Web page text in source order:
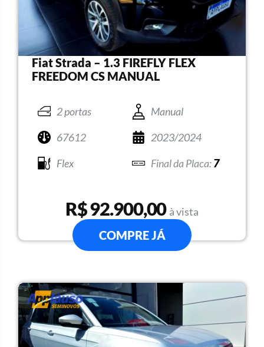
Fiat Strada – 1.3 FIREFLY FLEX
FREEDOM CS MANUAL
2 portas
Manual
67612
2023/2024
Flex
7
R$ 92.900,00 à vista
COMPRE JÁ